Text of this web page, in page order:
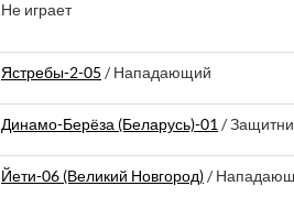
Не играет
Ястребы-2-05 / Нападающий
Динамо-Берёза (Беларусь)-01 /
Йети-06 (Великий Новгород) /